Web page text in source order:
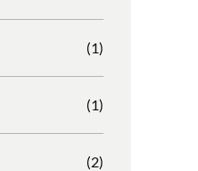
(1)
(1)
(2)